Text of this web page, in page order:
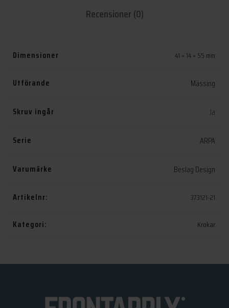
Recensioner (0)
Dimensioner 41 × 14 × 55 mm
Utförande Mässing
Skruv ingår Ja
Serie ARPA
Varumärke Beslag Design
Artikelnr: 373121-21
Kategori: Krokar